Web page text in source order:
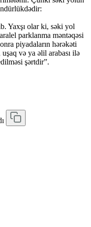
Yaxşı olar ki, səki yol
parklanma məntəqəsi
piyadaların hərəkəti
və ya əlil arabası ilə
şərtdir”.